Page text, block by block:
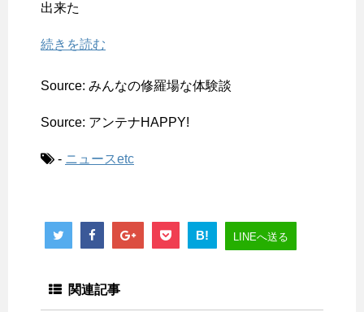
出来た
続きを読む
Source: みんなの修羅場な体験談
Source: アンテナHAPPY!
- ニュースetc
B! LINEへ送る
関連記事